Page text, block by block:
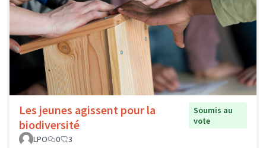
Les jeunes agissent pour la
biodiversité
Soumis au
vote
LPO
0 3